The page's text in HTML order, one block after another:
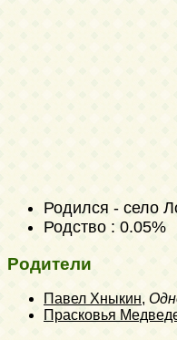
Родился - село
Родство : 0.05%
Родители
Павел Хныкин,
Прасковья